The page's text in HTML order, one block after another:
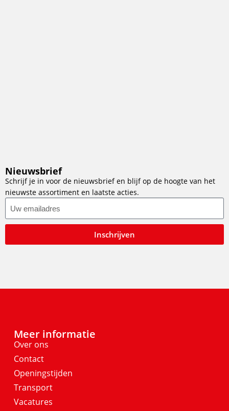
Nieuwsbrief
Schrijf je in voor de nieuwsbrief en blijf op de hoogte van het
nieuwste assortiment en laatste acties.
Inschrijven
Meer informatie
Over ons
Contact
Openingstijden
Transport
Vacatures